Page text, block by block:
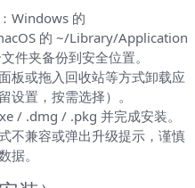
Windows 的
的 ~/Library/Application
件夹备份到安全位置。
板或拖入回收站等方式卸载应
设置，按需选择）。
/ .dmg / .pkg 并完成安装。
不兼容或弹出升级提示，谨慎
据。